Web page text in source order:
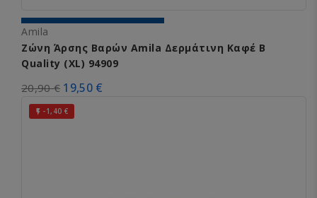
Amila
Ζώνη Άρσης Βαρών Amila Δερμάτινη Καφέ B
Quality (XL) 94909
20,90 € 19,50 €
 -1,40 €